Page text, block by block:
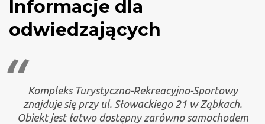
Informacje dla
odwiedzających
Kompleks Turystyczno-Rekreacyjno-Sportowy
znajduje się przy ul. Słowackiego 21 w Ząbkach.
Obiekt jest łatwo dostępny zarówno samochodem